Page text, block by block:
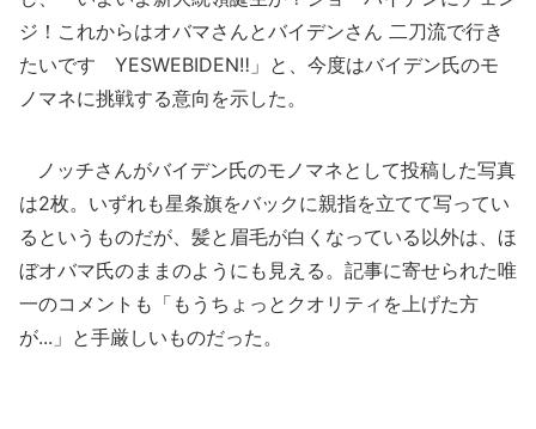
ジ！これからはオバマさんとバイデンさん 二刀流で行き
たいです YESWEBIDEN‼️」と、今度はバイデン氏のモ
ノマネに挑戦する意向を示した。
ノッチさんがバイデン氏のモノマネとして投稿した写真
は2枚。いずれも星条旗をバックに親指を立てて写ってい
るというものだが、髪と眉毛が白くなっている以外は、ほ
ぼオバマ氏のままのようにも見える。記事に寄せられた唯
一のコメントも「もうちょっとクオリティを上げた方
が...」と手厳しいものだった。